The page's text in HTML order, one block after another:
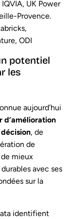
UK Power
Provence.
ODI
potentiel
les
aujourd’hui
d’amélioration
, de
de
mieux
avec ses
sur la
identifient